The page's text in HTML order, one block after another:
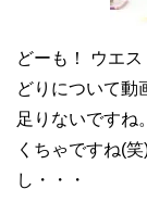
どーも！ ウエ
どりについて動
足りないですね
くちゃですね(
し・・・